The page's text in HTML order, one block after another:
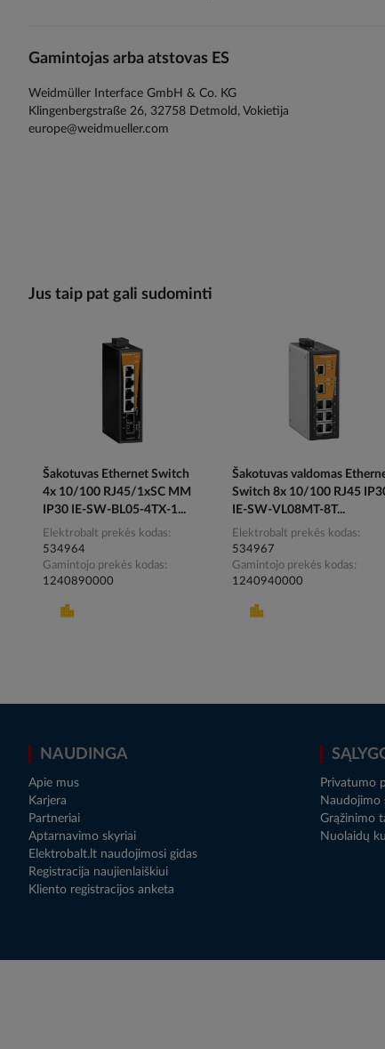
Gamintojas arba atstovas ES
Weidmüller Interface GmbH & Co. KG
Klingenbergstraße 26, 32758 Detmold, Vokietija
europe@weidmueller.com
Jus taip pat gali sudominti
Šakotuvas Ethernet Switch
4x 10/100 RJ45/1xSC MM
IP30 IE-SW-BL05-4TX-1...
Elektrobalt prekės kodas
534964
Gamintojo prekės kodas
1240890000
Šakotuvas valdomas
Switch 8x 10/100 RJ45
IE-SW-VL08MT-8T...
Elektrobalt prekės kodas
534967
Gamintojo prekės kodas
1240940000
NAUDINGA
Apie mus
Karjera
Partneriai
Aptarnavimo skyriai
Elektrobalt.lt naudojimosi gidas
Registracija naujienlaiškiui
Kliento registracijos anketa
Privatumo
Naudojimo
Grąžinimo
Nuolaidų